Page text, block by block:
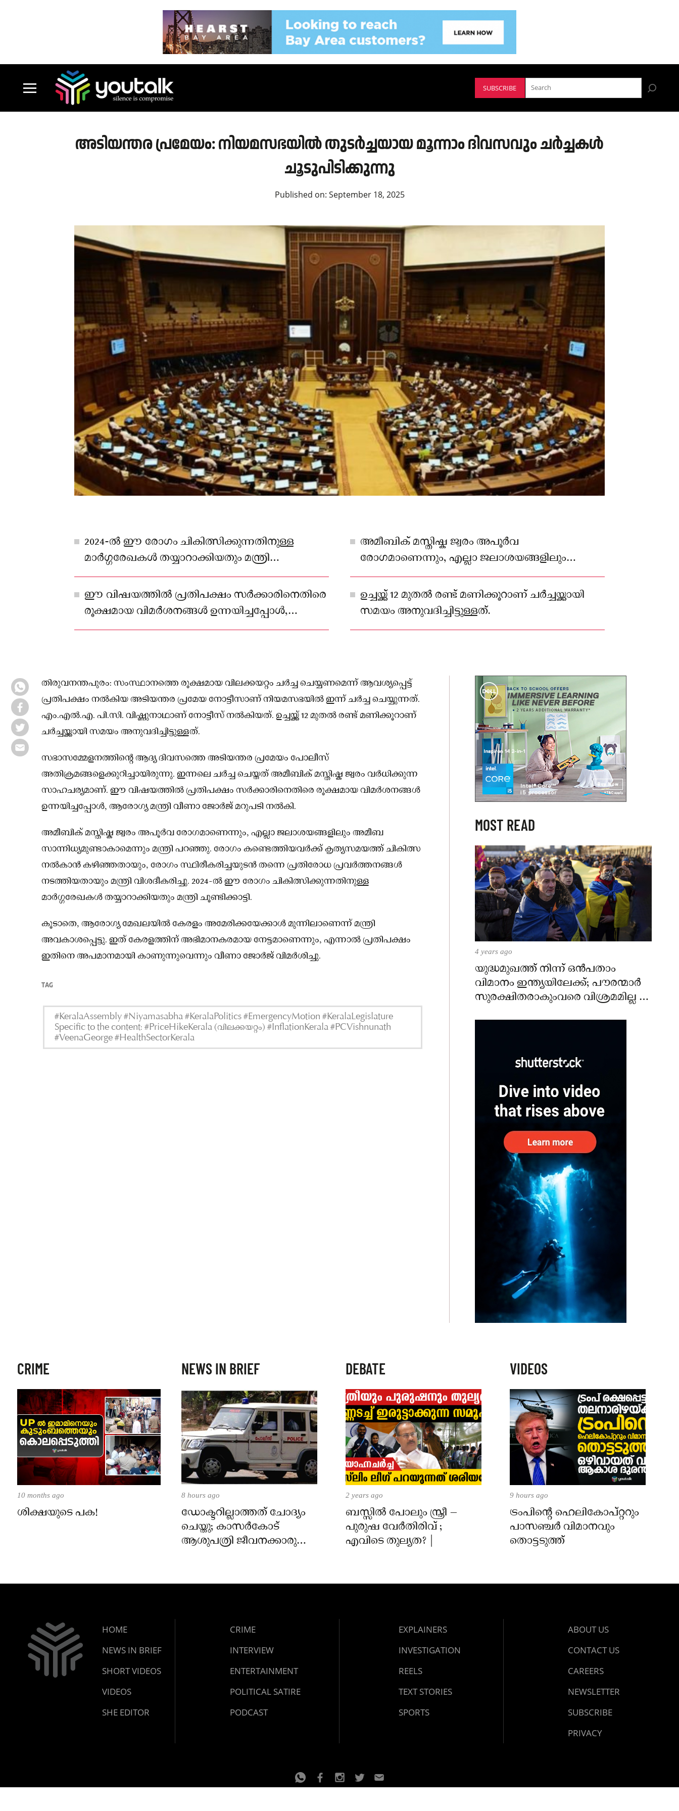
SUBSCRIBE
അടിയന്തര പ്രമേയം: നിയമസഭയിൽ തുടർച്ചയായ മൂന്നാം ദിവസവും ചർച്ചകൾ
ചൂടുപിടിക്കുന്നു
Published on: September 18, 2025
2024-ൽ ഈ രോഗം ചികിത്സിക്കുന്നതിനുള്ള
മാർഗ്ഗരേഖകൾ തയ്യാറാക്കിയതും മന്ത്രി
ചൂണ്ടിക്കാട്ടി.
അമീബിക് മസ്തിഷ്ക ജ്വരം അപൂർവ
രോഗമാണെന്നും, എല്ലാ ജലാശയങ്ങളിലും
അമീബ സാന്നിധ്യമുണ്ടാകാമെന്നും മന്ത്രി പറഞ്ഞു.
ഈ വിഷയത്തിൽ പ്രതിപക്ഷം സർക്കാരിനെതിരെ
രൂക്ഷമായ വിമർശനങ്ങൾ ഉന്നയിച്ചപ്പോൾ,
ആരോഗ്യ മന്ത്രി വീണാ ജോർജ് മറുപടി നൽകി.
ഉച്ചയ്ക്ക് 12 മുതൽ രണ്ട് മണിക്കൂറാണ് ചർച്ചയ്ക്കായി
സമയം അനുവദിച്ചിട്ടുള്ളത്.
തിരുവനന്തപുരം: സംസ്ഥാനത്തെ രൂക്ഷമായ വിലക്കയറ്റം ചർച്ച ചെയ്യണമെന്ന് ആവശ്യപ്പെട്ട്
പ്രതിപക്ഷം നൽകിയ അടിയന്തര പ്രമേയ നോട്ടീസാണ് നിയമസഭയിൽ ഇന്ന് ചർച്ച ചെയ്യുന്നത്.
എം.എൽ.എ. പി.സി. വിഷ്ണുനാഥാണ് നോട്ടീസ് നൽകിയത്. ഉച്ചയ്ക്ക് 12 മുതൽ രണ്ട് മണിക്കൂറാണ്
ചർച്ചയ്ക്കായി സമയം അനുവദിച്ചിട്ടുള്ളത്.
സഭാസമ്മേളനത്തിന്റെ ആദ്യ ദിവസത്തെ അടിയന്തര പ്രമേയം പോലീസ്
അതിക്രമങ്ങളെക്കുറിച്ചായിരുന്നു. ഇന്നലെ ചർച്ച ചെയ്തത് അമീബിക് മസ്തിഷ്ക ജ്വരം വർധിക്കുന്ന
സാഹചര്യമാണ്. ഈ വിഷയത്തിൽ പ്രതിപക്ഷം സർക്കാരിനെതിരെ രൂക്ഷമായ വിമർശനങ്ങൾ
ഉന്നയിച്ചപ്പോൾ, ആരോഗ്യ മന്ത്രി വീണാ ജോർജ് മറുപടി നൽകി.
അമീബിക് മസ്തിഷ്ക ജ്വരം അപൂർവ രോഗമാണെന്നും, എല്ലാ ജലാശയങ്ങളിലും അമീബ
സാന്നിധ്യമുണ്ടാകാമെന്നും മന്ത്രി പറഞ്ഞു. രോഗം കണ്ടെത്തിയവർക്ക് കൃത്യസമയത്ത് ചികിത്സ
നൽകാൻ കഴിഞ്ഞതായും, രോഗം സ്ഥിരീകരിച്ചയുടൻ തന്നെ പ്രതിരോധ പ്രവർത്തനങ്ങൾ
നടത്തിയതായും മന്ത്രി വിശദീകരിച്ചു. 2024-ൽ ഈ രോഗം ചികിത്സിക്കുന്നതിനുള്ള
മാർഗ്ഗരേഖകൾ തയ്യാറാക്കിയതും മന്ത്രി ചൂണ്ടിക്കാട്ടി.
കൂടാതെ, ആരോഗ്യ മേഖലയിൽ കേരളം അമേരിക്കയേക്കാൾ മുന്നിലാണെന്ന് മന്ത്രി
അവകാശപ്പെട്ടു. ഇത് കേരളത്തിന് അഭിമാനകരമായ നേട്ടമാണെന്നും, എന്നാൽ പ്രതിപക്ഷം
ഇതിനെ അപമാനമായി കാണുന്നുവെന്നും വീണാ ജോർജ് വിമർശിച്ചു.
TAG
#KeralaAssembly #Niyamasabha #KeralaPolitics #EmergencyMotion #KeralaLegislature
Specific to the content: #PriceHikeKerala (വിലക്കയറ്റം) #InflationKerala #PCVishnunath
#VeenaGeorge #HealthSectorKerala
MOST READ
4 years ago
യുദ്ധമുഖത്ത് നിന്ന് ഒൻപതാം
വിമാനം ഇന്ത്യയിലേക്ക്; പൗരന്മാർ
സുരക്ഷിതരാകുംവരെ വിശ്രമമില്ല –
CRIME
10 months ago
ശിക്ഷയുടെ പക!
NEWS IN BRIEF
8 hours ago
ഡോക്ടറില്ലാത്തത് ചോദ്യം
ചെയ്തു; കാസർകോട്
ആശുപത്രി ജീവനക്കാരുടെ
DEBATE
2 years ago
ബസ്സിൽ പോലും സ്ത്രീ –
പുരുഷ വേർതിരിവ് ;
എവിടെ തുല്യത? |
VIDEOS
9 hours ago
ട്രംപിന്റെ ഹെലികോപ്റ്ററും
പാസഞ്ചര്‍ വിമാനവും
തൊട്ടടുത്ത്
HOME
NEWS IN BRIEF
SHORT VIDEOS
VIDEOS
SHE EDITOR
CRIME
INTERVIEW
ENTERTAINMENT
POLITICAL SATIRE
PODCAST
EXPLAINERS
INVESTIGATION
REELS
TEXT STORIES
SPORTS
ABOUT US
CONTACT US
CAREERS
NEWSLETTER
SUBSCRIBE
PRIVACY